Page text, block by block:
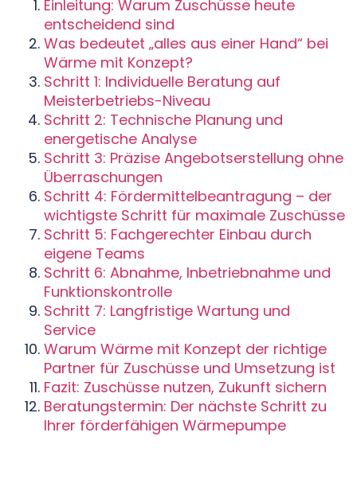
Einleitung: Warum Zuschüsse heute
entscheidend sind
Was bedeutet „alles aus einer Hand“ bei
Wärme mit Konzept?
Schritt 1: Individuelle Beratung auf
Meisterbetriebs-Niveau
Schritt 2: Technische Planung und
energetische Analyse
Schritt 3: Präzise Angebotserstellung ohne
Überraschungen
Schritt 4: Fördermittelbeantragung – der
wichtigste Schritt für maximale Zuschüsse
Schritt 5: Fachgerechter Einbau durch
eigene Teams
Schritt 6: Abnahme, Inbetriebnahme und
Funktionskontrolle
Schritt 7: Langfristige Wartung und
Service
Warum Wärme mit Konzept der richtige
Partner für Zuschüsse und Umsetzung ist
Fazit: Zuschüsse nutzen, Zukunft sichern
Beratungstermin: Der nächste Schritt zu
Ihrer förderfähigen Wärmepumpe